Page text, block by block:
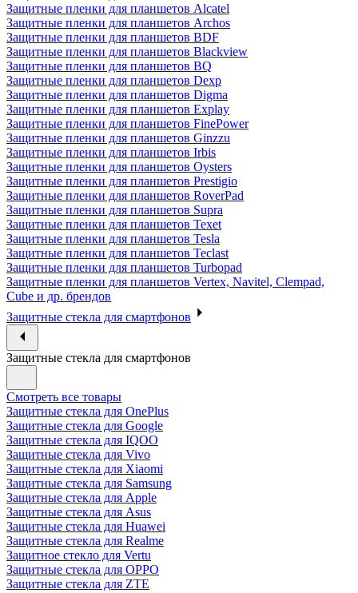
Защитные пленки для планшетов Alcatel
Защитные пленки для планшетов Archos
Защитные пленки для планшетов BDF
Защитные пленки для планшетов Blackview
Защитные пленки для планшетов BQ
Защитные пленки для планшетов Dexp
Защитные пленки для планшетов Digma
Защитные пленки для планшетов Explay
Защитные пленки для планшетов FinePower
Защитные пленки для планшетов Ginzzu
Защитные пленки для планшетов Irbis
Защитные пленки для планшетов Oysters
Защитные пленки для планшетов Prestigio
Защитные пленки для планшетов RoverPad
Защитные пленки для планшетов Supra
Защитные пленки для планшетов Texet
Защитные пленки для планшетов Tesla
Защитные пленки для планшетов Teclast
Защитные пленки для планшетов Turbopad
Защитные пленки для планшетов Vertex, Navitel, Clempad,
Cube и др. брендов
Защитные стекла для смартфонов
Защитные стекла для смартфонов
Смотреть все товары
Защитные стекла для OnePlus
Защитные стекла для Google
Защитные стекла для IQOO
Защитные стекла для Vivo
Защитные стекла для Xiaomi
Защитные стекла для Samsung
Защитные стекла для Apple
Защитные стекла для Asus
Защитные стекла для Huawei
Защитные стекла для Realme
Защитное стекло для Vertu
Защитные стекла для OPPO
Защитные стекла для ZTE